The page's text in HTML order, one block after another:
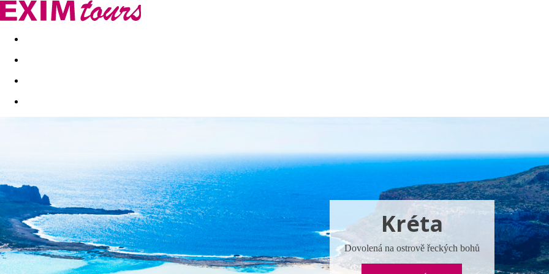
Akční nabídky Last minute
Kréta
Dovolená na ostrově řeckých bohů